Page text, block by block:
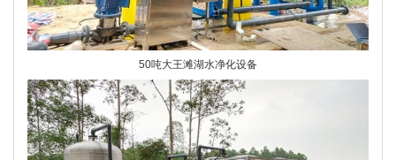
50吨大王滩湖水净化设备